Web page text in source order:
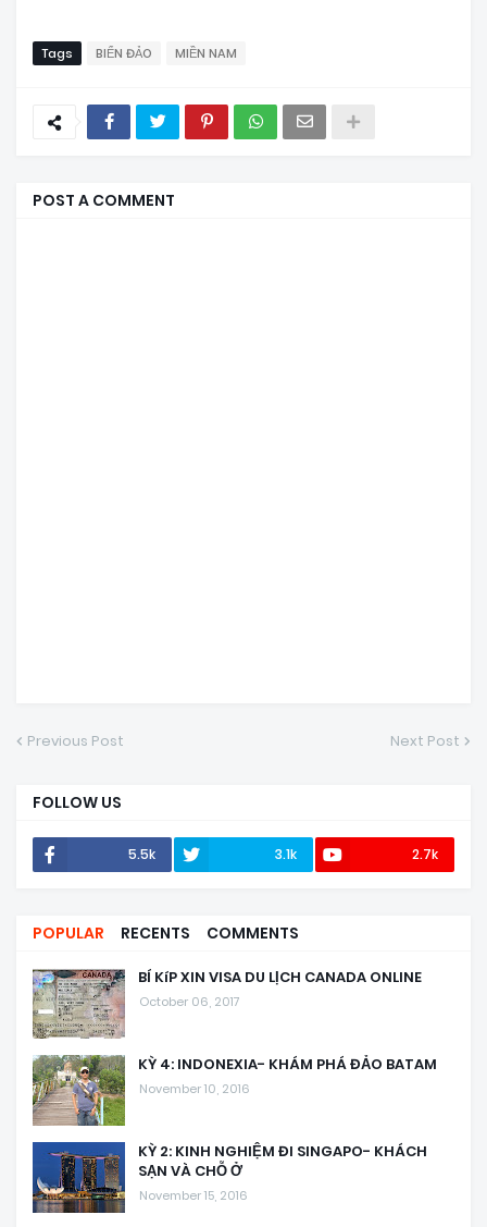
Tags BIỂN ĐẢO MIỀN NAM
POST A COMMENT
Previous Post Next Post
FOLLOW US
5.5k 3.1k 2.7k
POPULAR RECENTS COMMENTS
BÍ KíP XIN VISA DU LỊCH CANADA ONLINE
October 06, 2017
KỲ 4: INDONEXIA- KHÁM PHÁ ĐẢO BATAM
November 10, 2016
KỲ 2: KINH NGHIỆM ĐI SINGAPO- KHÁCH
SẠN VÀ CHỖ Ở
November 15, 2016